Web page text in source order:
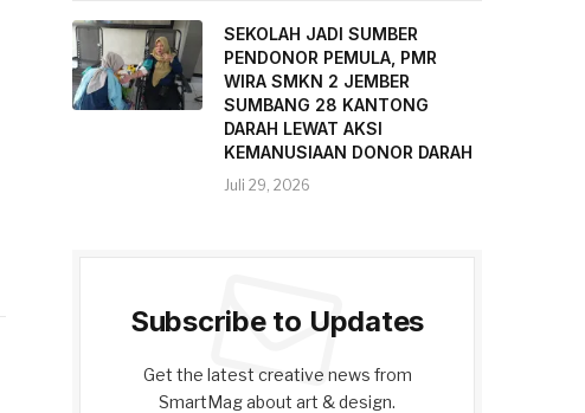
SEKOLAH JADI SUMBER
PENDONOR PEMULA, PMR
WIRA SMKN 2 JEMBER
SUMBANG 28 KANTONG
DARAH LEWAT AKSI
KEMANUSIAAN DONOR DARAH
Juli 29, 2026
Subscribe to Updates
Get the latest creative news from
SmartMag about art & design.